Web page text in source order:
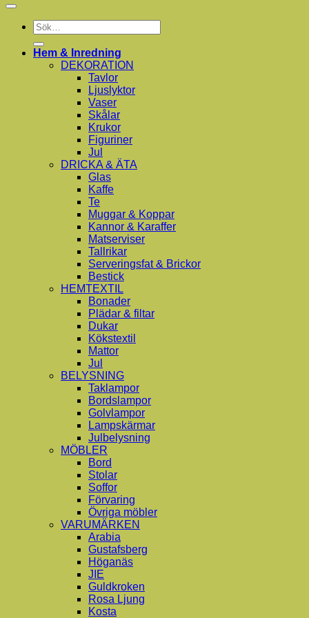
Sök
efter:
Hem & Inredning
DEKORATION
Tavlor
Ljuslyktor
Vaser
Skålar
Krukor
Figuriner
Jul
DRICKA & ÄTA
Glas
Kaffe
Te
Muggar & Koppar
Kannor & Karaffer
Matserviser
Tallrikar
Serveringsfat & Brickor
Bestick
HEMTEXTIL
Bonader
Plädar & filtar
Dukar
Kökstextil
Mattor
Jul
BELYSNING
Taklampor
Bordslampor
Golvlampor
Lampskärmar
Julbelysning
MÖBLER
Bord
Stolar
Soffor
Förvaring
Övriga möbler
VARUMÄRKEN
Arabia
Gustafsberg
Höganäs
JIE
Guldkroken
Rosa Ljung
Kosta